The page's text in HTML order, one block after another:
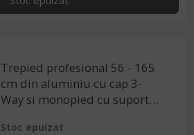
Trepied profesional 56 - 165
cm din aluminiu cu cap 3-
Way si monopied cu suport
Stoc epuizat